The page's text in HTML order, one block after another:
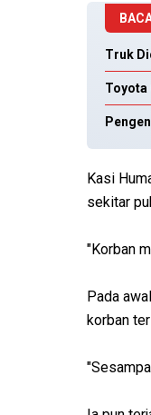
Truk
Toyota
Kasi
sekitar
"Korban
Pada
korban